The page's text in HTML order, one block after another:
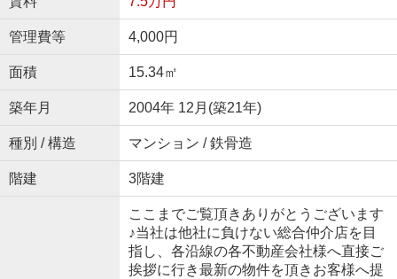
管理費等 4,000円
面積 15.34㎡
築年月 2004年 12月(築21年)
種別 / 構造 マンション / 鉄骨造
階建 3階建
ここまでご覧頂きありがとうございます
♪当社は他社に負けない総合仲介店を目
指し、各沿線の各不動産会社様へ直接ご
挨拶に行き最新の物件を頂きお客様へ提